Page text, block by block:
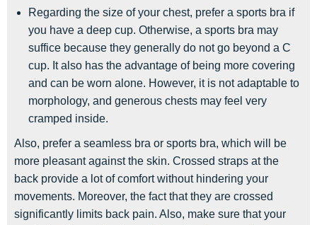
Regarding the size of your chest, prefer a sports bra if
you have a deep cup. Otherwise, a sports bra may
suffice because they generally do not go beyond a C
cup. It also has the advantage of being more covering
and can be worn alone. However, it is not adaptable to
morphology, and generous chests may feel very
cramped inside.
Also, prefer a seamless bra or sports bra, which will be
more pleasant against the skin. Crossed straps at the
back provide a lot of comfort without hindering your
movements. Moreover, the fact that they are crossed
significantly limits back pain. Also, make sure that your